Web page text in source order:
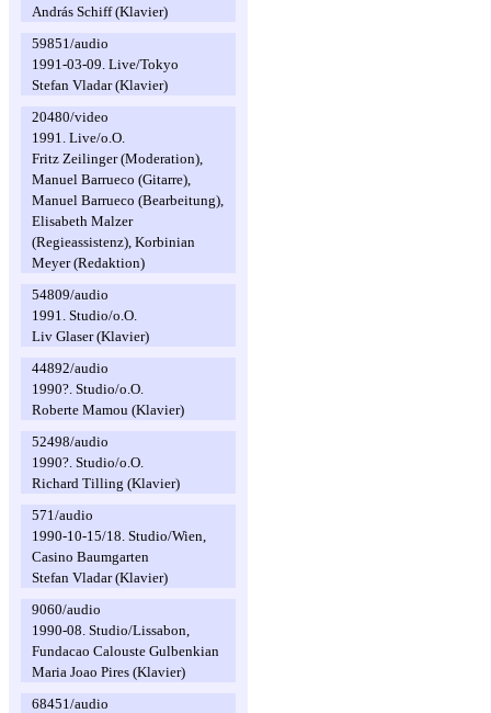
András Schiff (Klavier)
59851/audio
1991-03-09. Live/Tokyo
Stefan Vladar (Klavier)
20480/video
1991. Live/o.O.
Fritz Zeilinger (Moderation),
Manuel Barrueco (Gitarre),
Manuel Barrueco (Bearbeitung),
Elisabeth Malzer
(Regieassistenz), Korbinian
Meyer (Redaktion)
54809/audio
1991. Studio/o.O.
Liv Glaser (Klavier)
44892/audio
1990?. Studio/o.O.
Roberte Mamou (Klavier)
52498/audio
1990?. Studio/o.O.
Richard Tilling (Klavier)
571/audio
1990-10-15/18. Studio/Wien,
Casino Baumgarten
Stefan Vladar (Klavier)
9060/audio
1990-08. Studio/Lissabon,
Fundacao Calouste Gulbenkian
Maria Joao Pires (Klavier)
68451/audio